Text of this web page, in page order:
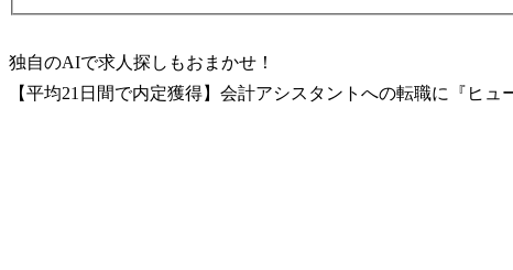
独自のAIで求人探しもおまかせ！
【平均21日間で内定獲得】会計アシスタントへの転職に『ヒュ